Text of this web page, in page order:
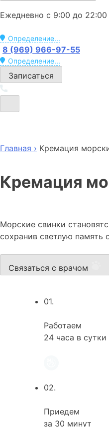
Ежедневно с 9:00 до 22:00
Определение...
8 (969) 966-97-55
Определение...
Записаться
Главная › Кремация
Кремация
Морские свинки
сохранив светлую память
Связаться с врачом
01.
Работаем
24 часа в сутки
02.
Приедем
за 30 минут